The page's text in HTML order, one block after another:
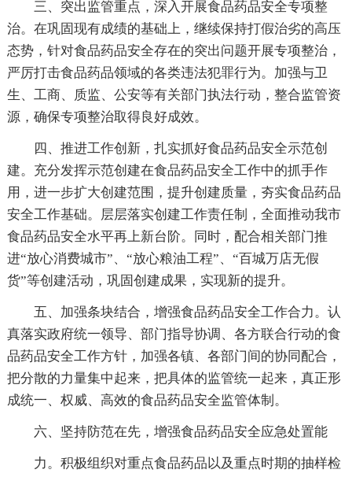
三、突出监管重点，深入开展食品药品安全专项整
治。在巩固现有成绩的基础上，继续保持打假治劣的高压
态势，针对食品药品安全存在的突出问题开展专项整治，
严厉打击食品药品领域的各类违法犯罪行为。加强与卫
生、工商、质监、公安等有关部门执法行动，整合监管资
源，确保专项整治取得良好成效。
四、推进工作创新，扎实抓好食品药品安全示范创
建。充分发挥示范创建在食品药品安全工作中的抓手作
用，进一步扩大创建范围，提升创建质量，夯实食品药品
安全工作基础。层层落实创建工作责任制，全面推动我市
食品药品安全水平再上新台阶。同时，配合相关部门推
进“放心消费城市”、“放心粮油工程”、“百城万店无假
货”等创建活动，巩固创建成果，实现新的提升。
五、加强条块结合，增强食品药品安全工作合力。认
真落实政府统一领导、部门指导协调、各方联合行动的食
品药品安全工作方针，加强各镇、各部门间的协同配合，
把分散的力量集中起来，把具体的监管统一起来，真正形
成统一、权威、高效的食品药品安全监管体制。
六、坚持防范在先，增强食品药品安全应急处置能
力。积极组织对重点食品药品以及重点时期的抽样检